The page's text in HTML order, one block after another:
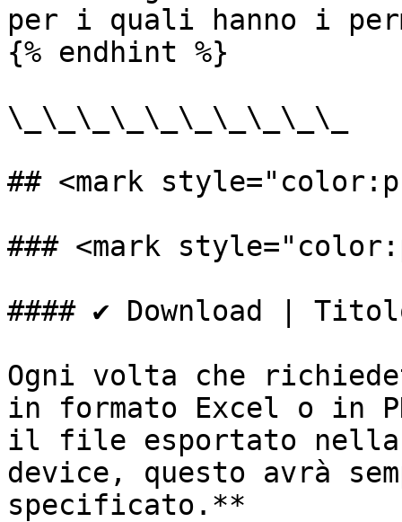
per i quali hanno i
{% endhint %}
\_\_\_\_\_\_\_\_\_\_
## <mark
### <mark
#### ✔️ Download |
Ogni volta che
in formato Excel o in
il file esportato nella
device, questo avrà
specificato.**